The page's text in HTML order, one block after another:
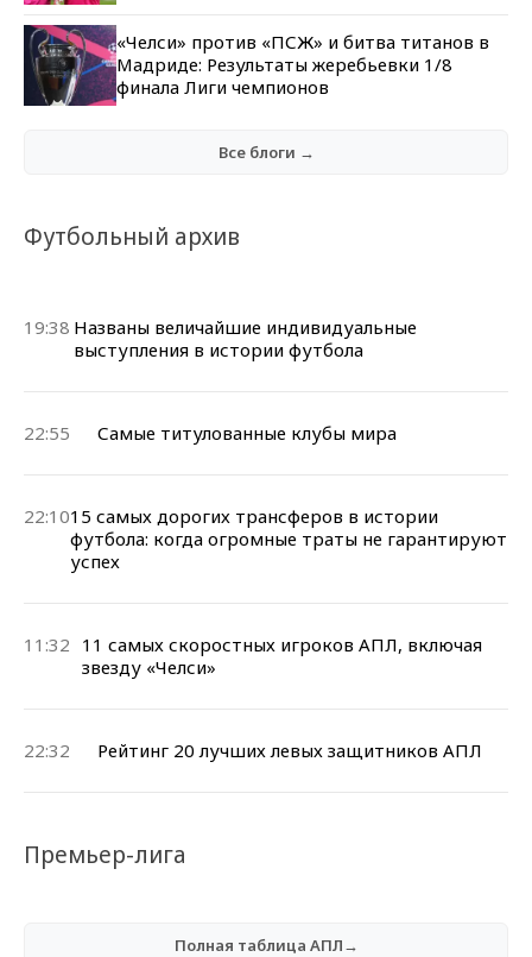
«Челси» против «ПСЖ» и битва титанов в
Мадриде: Результаты жеребьевки 1/8
финала Лиги чемпионов
Все блоги →
Футбольный архив
19:38 Названы величайшие индивидуальные
выступления в истории футбола
22:55 Самые титулованные клубы мира
22:1015 самых дорогих трансферов в истории
футбола: когда огромные траты не гарантируют
успех
11:32 11 самых скоростных игроков АПЛ, включая
звезду «Челси»
22:32 Рейтинг 20 лучших левых защитников АПЛ
Премьер-лига
Полная таблица АПЛ→